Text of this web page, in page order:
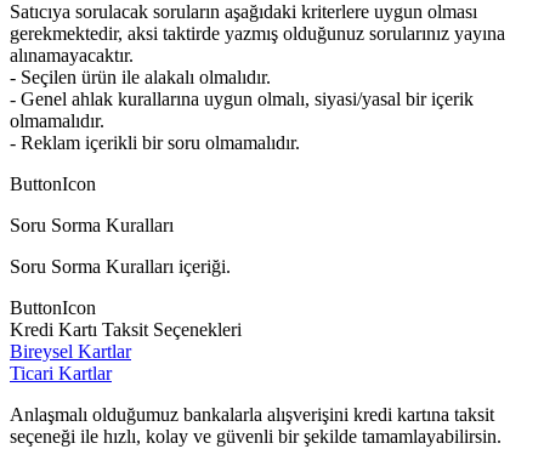
Satıcıya sorulacak soruların aşağıdaki kriterlere uygun olması
gerekmektedir, aksi taktirde yazmış olduğunuz sorularınız yayına
alınamayacaktır.
- Seçilen ürün ile alakalı olmalıdır.
- Genel ahlak kurallarına uygun olmalı, siyasi/yasal bir içerik
olmamalıdır.
- Reklam içerikli bir soru olmamalıdır.
ButtonIcon
Soru Sorma Kuralları
Soru Sorma Kuralları içeriği.
ButtonIcon
Kredi Kartı Taksit Seçenekleri
Bireysel Kartlar
Ticari Kartlar
Anlaşmalı olduğumuz bankalarla alışverişini kredi kartına taksit
seçeneği ile hızlı, kolay ve güvenli bir şekilde tamamlayabilirsin.